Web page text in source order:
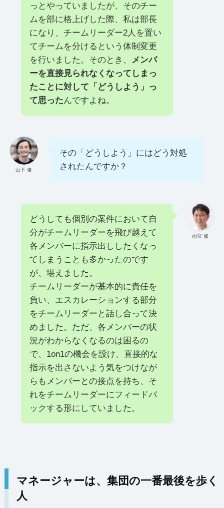
っとやっていましたが、そのチー
ムを部に格上げした際、私は部長
になり、チームリーダー2人を置い
てチームを分けるという体制変更
を行いました。そのとき、 メンバ
ーを直接見られなくなってしまっ
たことに対して「どうしよう」っ
て思ったんですよね。
山下 俊
その「どうしよう」にはどう対処
されたんですか？
雨宮 修
どうしても個別の案件において自
分がチームリーダーを飛び越えて
各メンバーに指示出ししたくなっ
てしまうことも多かったのです
が、堪えました。
チームリーダーが基本的に責任を
負い、エスカレーションする部分
をチームリーダーと話し合って決
めました。ただ、各メンバーの状
況がわからなくなるのは困るの
で、1on1の機会を設け、直接的な
指示を出さないよう気をつけなが
らもメンバーとの接点を持ち、そ
れをチームリーダーにフィードバ
ックする形にしていました。
マネージャーは、集団の一番最後を歩く
人